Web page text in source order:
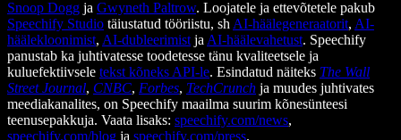
Snoop Dogg ja Gwyneth Paltrow. Loojatele ja ettevõtetele pakub
Speechify Studio täiustatud tööriistu, sh AI-häälegeneraatorit, AI-
häälekloonimist, AI-dubleerimist ja AI-häälevahetust. Speechify
panustab ka juhtivatesse toodetesse tänu kvaliteetsele ja
kuluefektiivsele tekst kõneks API-le. Esindatud näiteks The Wall
Street Journal, CNBC, Forbes, TechCrunch ja muudes juhtivates
meediakanalites, on Speechify maailma suurim kõnesünteesi
teenusepakkuja. Vaata lisaks: speechify.com/news,
speechify.com/blog ja speechify.com/press.